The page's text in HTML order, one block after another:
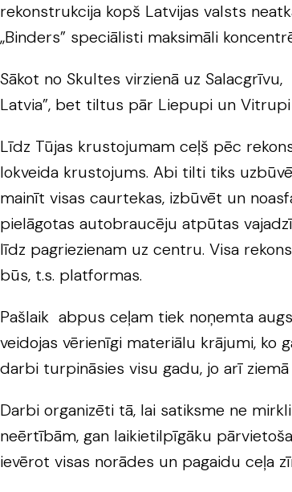
rekonstrukcija kopš Latvijas valsts
„Binders” speciālisti maksimāli
Sākot no Skultes virzienā uz
Latvia”, bet tiltus pār Liepupi un Vitrupi
Līdz Tūjas krustojumam ceļš pēc
lokveida krustojums. Abi tilti tiks
mainīt visas caurtekas, izbūvēt un
pielāgotas autobraucēju atpūtas
līdz pagriezienam uz centru. Visa
būs, t.s. platformas.
Pašlaik abpus ceļam tiek noņemta
veidojas vērienīgi materiālu krājumi, ko
darbi turpināsies visu gadu, jo arī
Darbi organizēti tā, lai satiksme ne
neērtībām, gan laikietilpīgāku
ievērot visas norādes un pagaidu ceļa